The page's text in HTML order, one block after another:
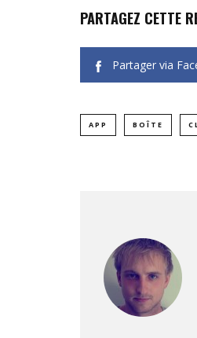
PARTAGEZ CETTE
Partager via
APP BOÎTE